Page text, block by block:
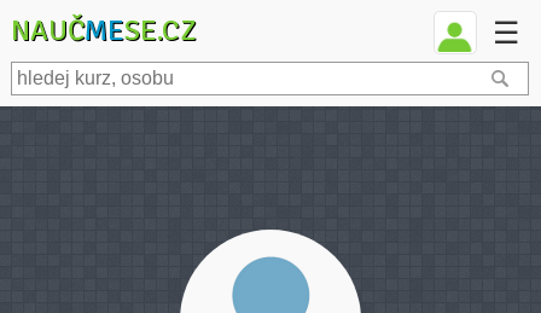
NAUČMESE.CZ ☰